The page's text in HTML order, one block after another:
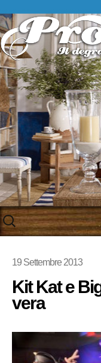
Skip
to
content
19 Settembre 2013
Kit Kat e
vera